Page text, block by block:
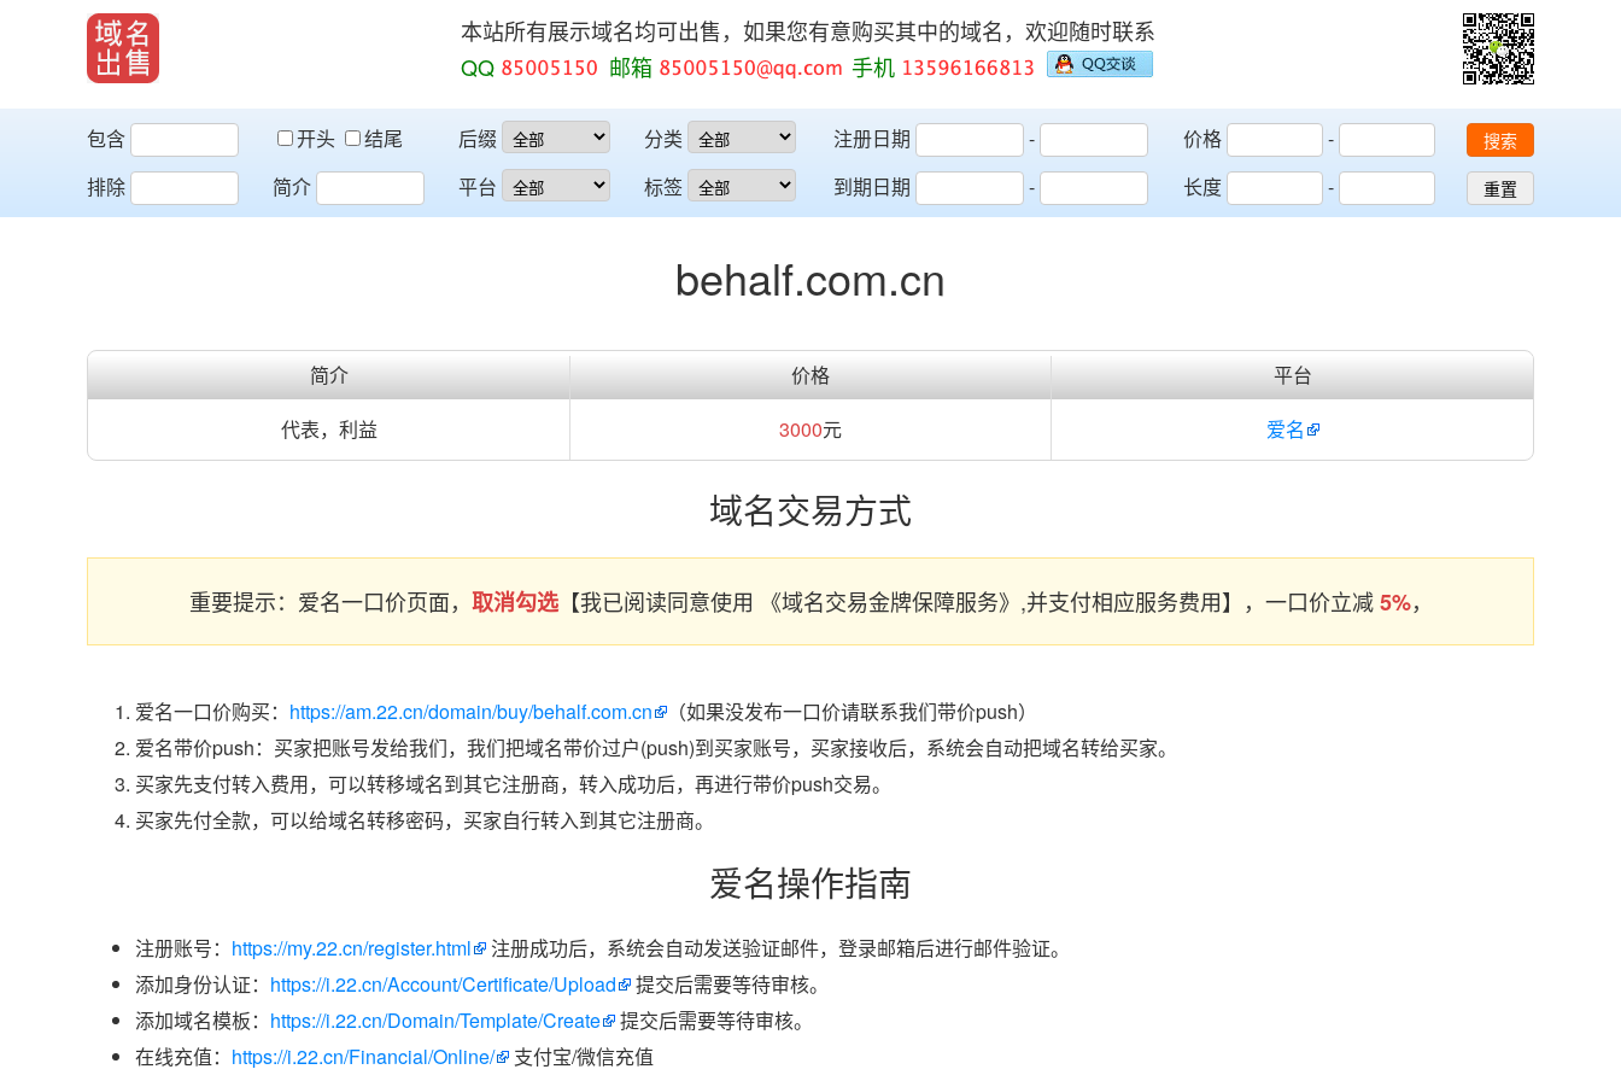
本站所有展示域名均可出售，如果您有意购买其中的域名，欢迎随时联系
QQ
邮箱 手机
包含 开头
结尾
排除
简介
后缀
平台
分类
标签
注册日期
-
到期日期
-
价格
-
长度
-
搜索
重置
behalf.com.cn
简介 价格
平台
代表，利益
3000元 爱名
域名交易方式
重要提示：爱名一口价页面， 取消勾选【我已阅读同意使用 《域名交易金牌保障服务》,并支付相应服务费用】，一口价立减5%，
爱名一口价购买： https://am.22.cn/domain/buy/behalf.com.cn
（如果没发布一口价请联系我们带价push）
爱名带价push：买家把账号发给我们，我们把域名带价过户(push)到买家账号，买家接收后，系统会自动把域名转给买家。
买家先支付转入费用，可以转移域名到其它注册商，转入成功后，再进行带价push交易。
买家先付全款，可以给域名转移密码，买家自行转入到其它注册商。
爱名操作指南
注册账号： https://my.22.cn/register.html
注册成功后，系统会自动发送验证邮件，登录邮箱后进行邮件验证。
添加身份认证： https://i.22.cn/Account/Certificate/Upload
提交后需要等待审核。
添加域名模板： https://i.22.cn/Domain/Template/Create
提交后需要等待审核。
在线充值： https://i.22.cn/Financial/Online/
支付宝/微信充值